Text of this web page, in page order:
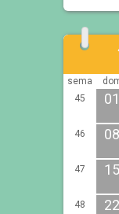
sema
45
01
46 08
47 15
48 22